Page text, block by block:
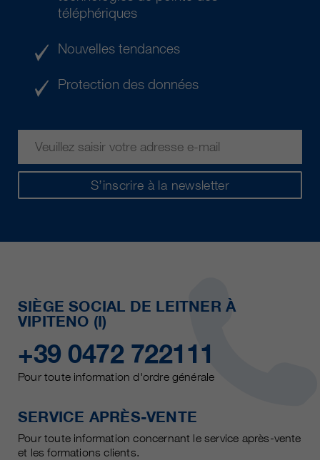
S’inscrire à la newsletter
téléphériques
Nouvelles tendances
Protection des données
SIÈGE SOCIAL DE LEITNER À
VIPITENO (I)
+39 0472 722111
Pour toute information d'ordre générale
SERVICE APRÈS-VENTE
Pour toute information concernant le service après-vente
et les formations clients.